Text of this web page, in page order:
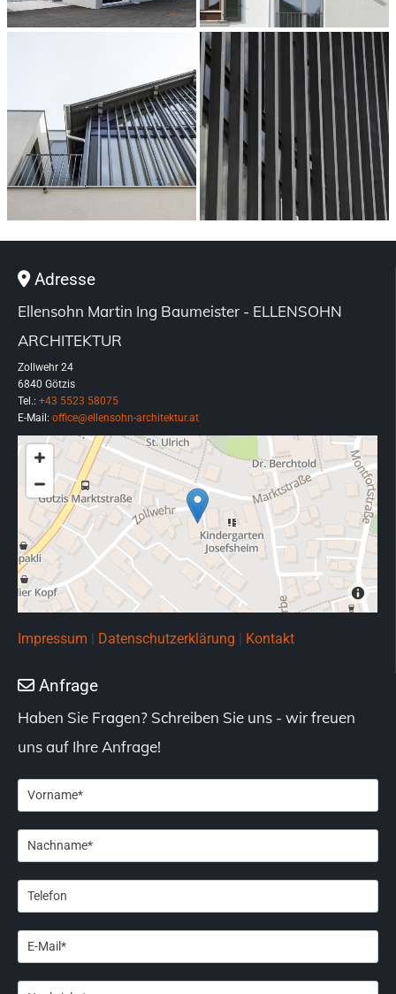
Adresse
Ellensohn Martin Ing Baumeister - ELLENSOHN
ARCHITEKTUR
Zollwehr 24
6840 Götzis
Tel.: +43 5523 58075
E-Mail: office@ellensohn-architektur.at
Impressum | Datenschutzerklärung | Kontakt
 Anfrage
Haben Sie Fragen? Schreiben Sie uns - wir freuen
uns auf Ihre Anfrage!